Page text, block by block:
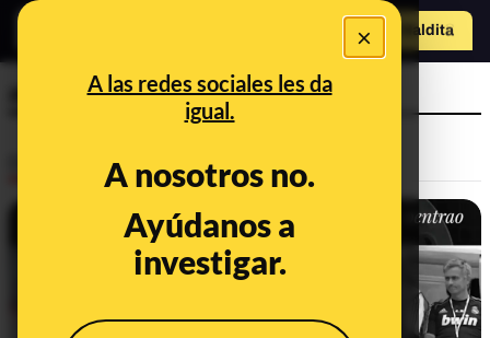
×
A las redes sociales les da
igual.
A nosotros no.
Ayúdanos a
investigar.
Hazte Maldito
VERDADERO